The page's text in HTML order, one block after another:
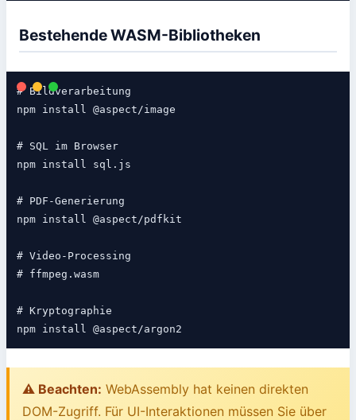
Bestehende WASM-Bibliotheken
# Bildverarbeitung
npm install @aspect/image
# SQL im Browser
npm install sql.js
# PDF-Generierung
npm install @aspect/pdfkit
# Video-Processing
# ffmpeg.wasm
# Kryptographie
⚠️ Beachten: WebAssembly hat keinen direkten
DOM-Zugriff. Für UI-Interaktionen müssen Sie über